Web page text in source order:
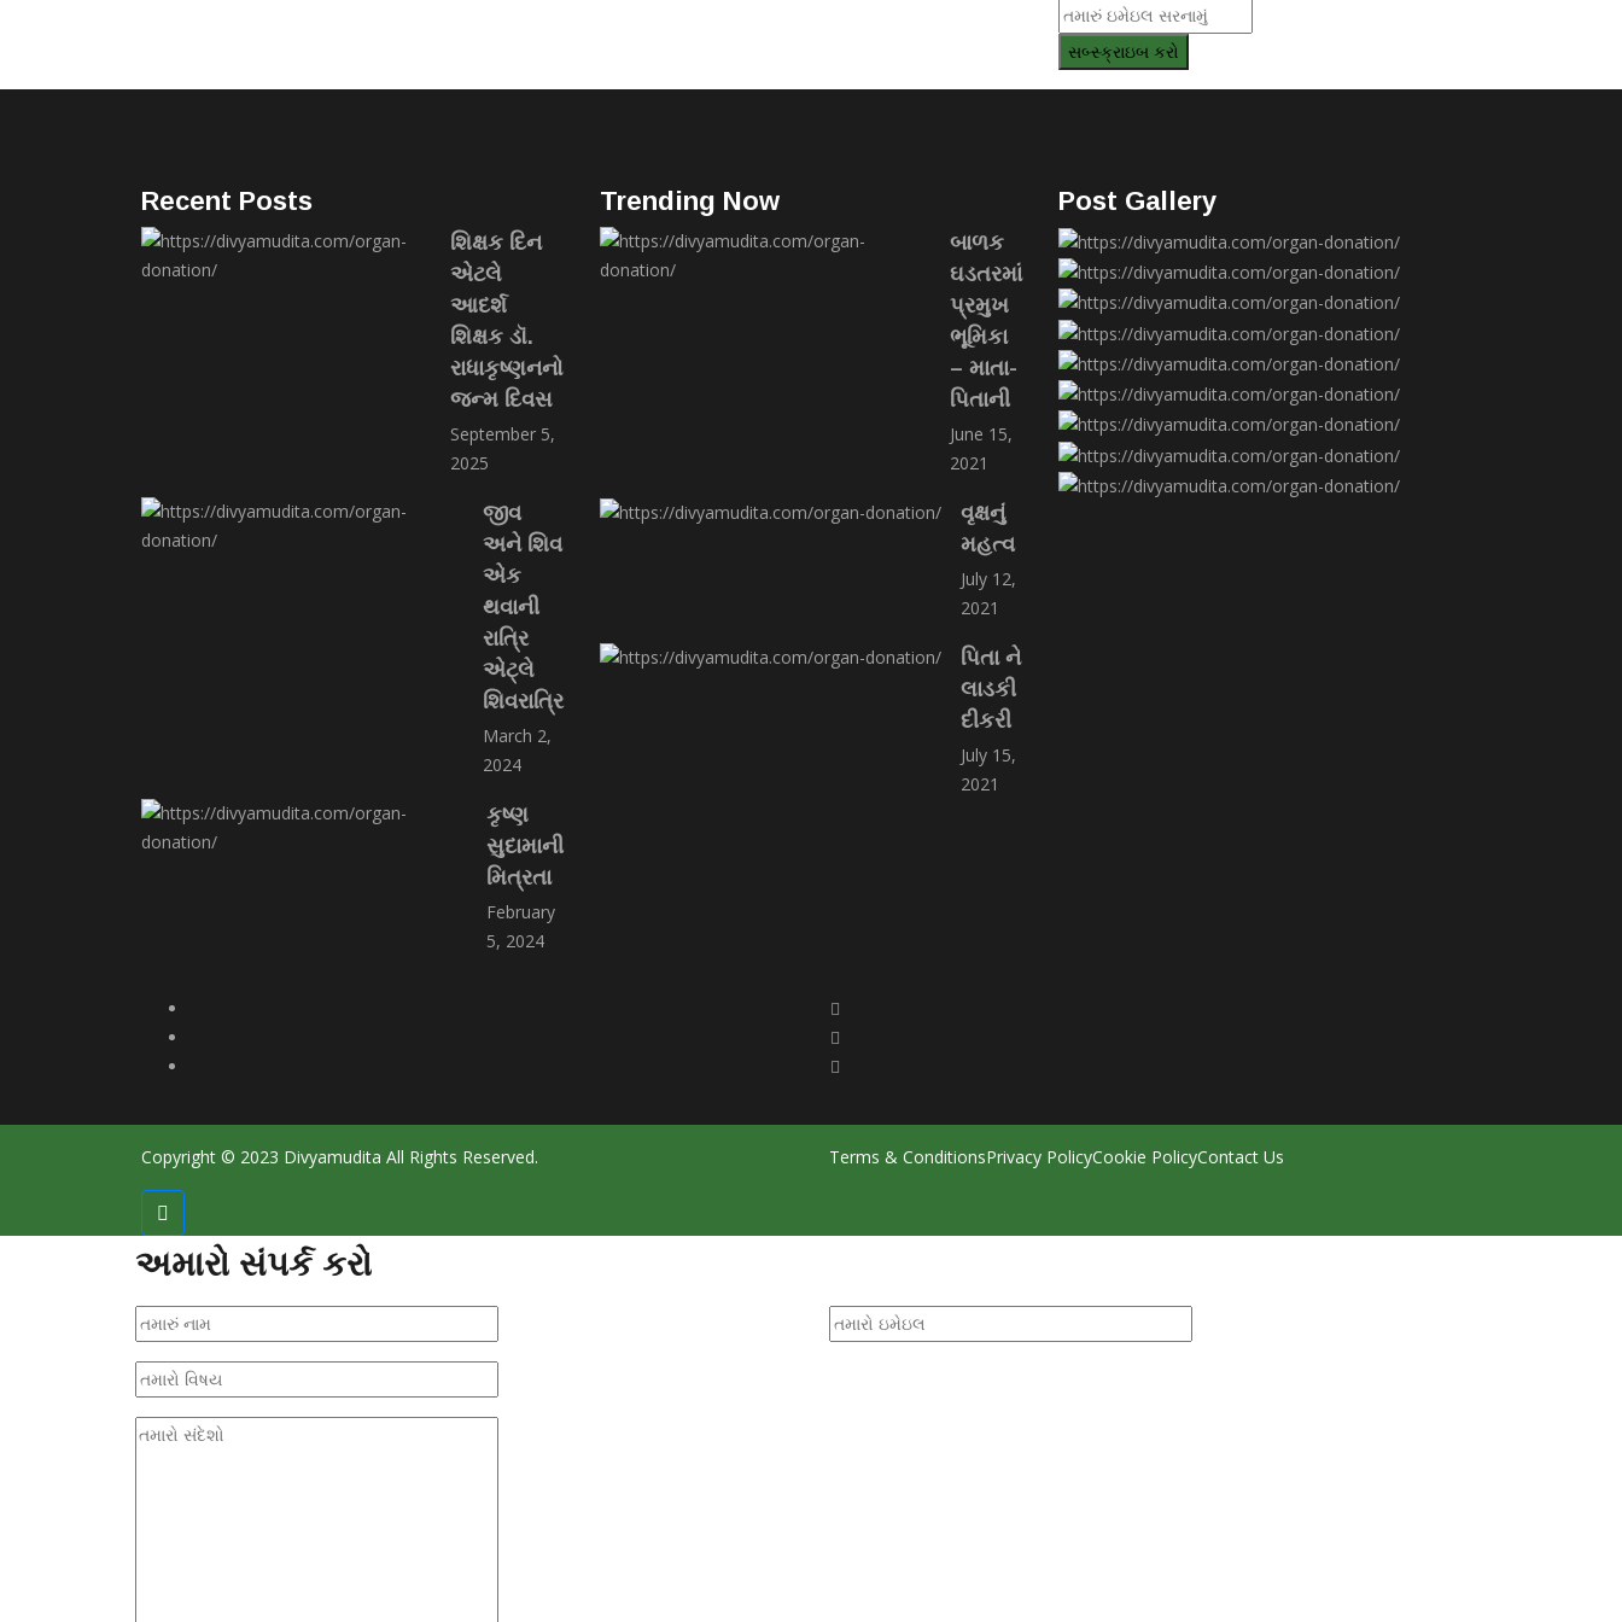
Recent Posts
શિક્ષક દિન
એટલે
આદર્શ
શિક્ષક ડૉ.
રાધાકૃષ્ણનનો
જન્મ દિવસ
September 5,
2025
જીવ
અને શિવ
એક
થવાની
રાત્રિ
એટ્લે
શિવરાત્રિ
March 2,
2024
કૃષ્ણ
સુદામાની
મિત્રતા
February
5, 2024
Trending Now
બાળક
ઘડતરમાં
પ્રમુખ
ભૂમિકા
– માતા-
પિતાની
June 15,
2021
વૃક્ષનું
મહત્વ
July 12,
2021
પિતા ને
લાડકી
દીકરી
July 15,
2021
Post Gallery
Copyright © 2023 Divyamudita All Rights Reserved. Terms & ConditionsPrivacy PolicyCookie PolicyContact Us
અમારો સંપર્ક કરો